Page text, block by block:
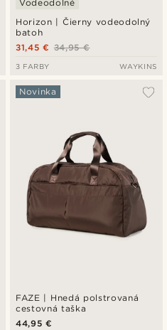
Horizon | Čierny vodeodolný
batoh
Vodeodolné
34,95 €
31,45 €
3 FARBY WAYKINS
FAZE | Hnedá polstrovaná
cestovná taška
Novinka
44,95 €